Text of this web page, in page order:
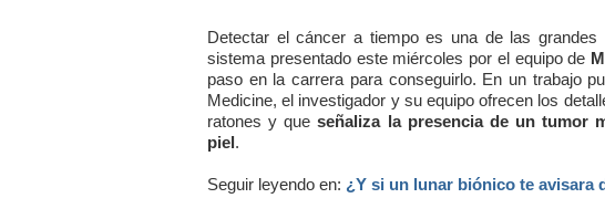
Detectar el cáncer a tiempo es una de las
sistema presentado este miércoles por el equipo de
paso en la carrera para conseguirlo. En un trabajo
Medicine, el investigador y su equipo ofrecen los
ratones y queseñaliza la presencia de un tumor
piel.
Seguir leyendo en: ¿Y si un lunar biónico te avisara